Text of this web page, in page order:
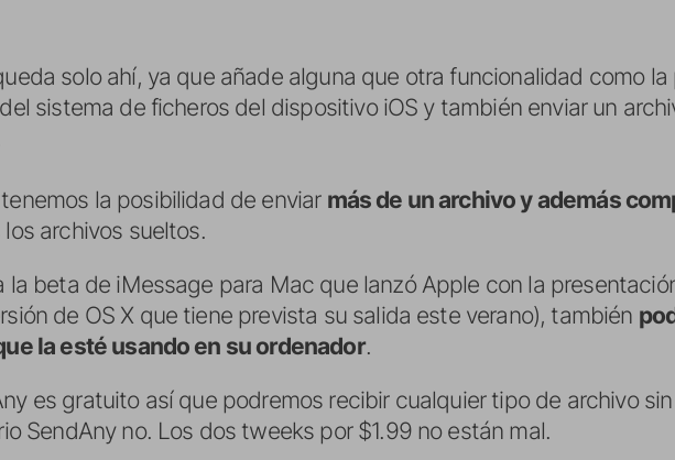
solo ahí, ya que añade alguna que otra funcionalidad como
sistema de ficheros del dispositivo iOS y también enviar un
la posibilidad de enviar más de un archivo y además
archivos sueltos.
la beta de iMessage para Mac que lanzó Apple con la
de OS X que tiene prevista su salida este verano), también
la esté usando en su ordenador.
es gratuito así que podremos recibir cualquier tipo de archivo
SendAny no. Los dos tweeks por $1.99 no están mal.